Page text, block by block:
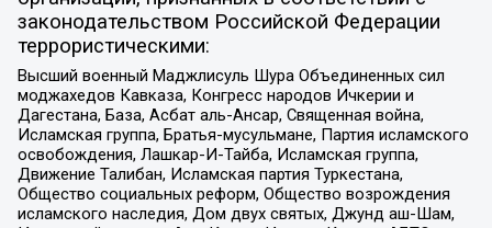
законодательством Российской Федерации
террористическими:
Высший военный Маджлисуль Шура Объединенных сил
моджахедов Кавказа, Конгресс народов Ичкерии и
Дагестана, База, Асбат аль-Ансар, Священная война,
Исламская группа, Братья-мусульмане, Партия исламского
освобождения, Лашкар-И-Тайба, Исламская группа,
Движение Талибан, Исламская партия Туркестана,
Общество социальных реформ, Общество возрождения
исламского наследия, Дом двух святых, Джунд аш-Шам,